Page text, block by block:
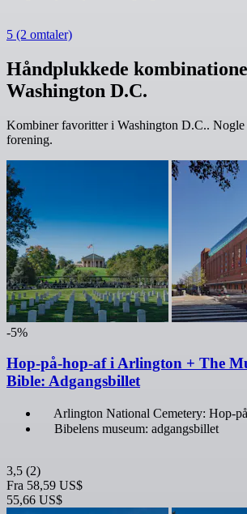
5 (2 omtaler)
Håndplukkede
Washington D.C.
Kombiner favoritter i Washington D.C.. Nogle
forening.
-5%
Hop-på-hop-af i Arlington + The
Bible: Adgangsbillet
Arlington National Cemetery: Hop-
Bibelens museum: adgangsbillet
3,5 (2)
Fra 58,59 US$
55,66 US$